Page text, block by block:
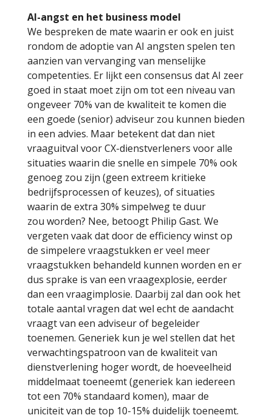
AI-angst en het business model
We bespreken de mate waarin er ook en juist
rondom de adoptie van AI angsten spelen ten
aanzien van vervanging van menselijke
competenties. Er lijkt een consensus dat AI zeer
goed in staat moet zijn om tot een niveau van
ongeveer 70% van de kwaliteit te komen die
een goede (senior) adviseur zou kunnen bieden
in een advies. Maar betekent dat dan niet
vraaguitval voor CX-dienstverleners voor alle
situaties waarin die snelle en simpele 70% ook
genoeg zou zijn (geen extreem kritieke
bedrijfsprocessen of keuzes), of situaties
waarin de extra 30% simpelweg te duur
zou worden? Nee, betoogt Philip Gast. We
vergeten vaak dat door de efficiency winst op
de simpelere vraagstukken er veel meer
vraagstukken behandeld kunnen worden en er
dus sprake is van een vraagexplosie, eerder
dan een vraagimplosie. Daarbij zal dan ook het
totale aantal vragen dat wel echt de aandacht
vraagt van een adviseur of begeleider
toenemen. Generiek kun je wel stellen dat het
verwachtingspatroon van de kwaliteit van
dienstverlening hoger wordt, de hoeveelheid
middelmaat toeneemt (generiek kan iedereen
tot een 70% standaard komen), maar de
uniciteit van de top 10-15% duidelijk toeneemt.